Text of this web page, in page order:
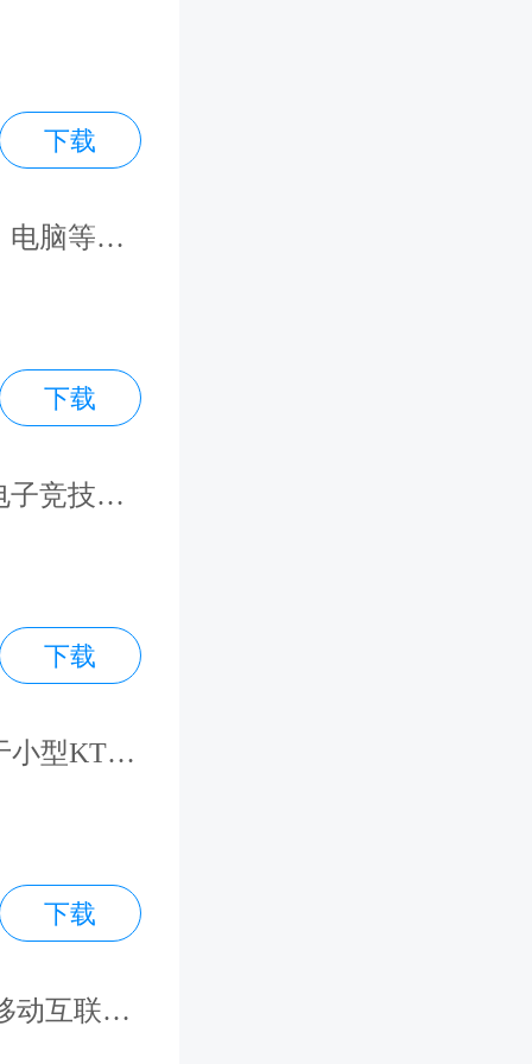
下载
电脑等设
下载
子竞技赛
下载
小型KTV
下载
动互联网